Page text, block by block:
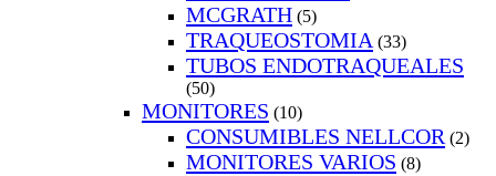
MCGRATH (5)
TRAQUEOSTOMIA (33)
TUBOS ENDOTRAQUEALES
(50)
MONITORES (10)
CONSUMIBLES NELLCOR (2)
MONITORES VARIOS (8)